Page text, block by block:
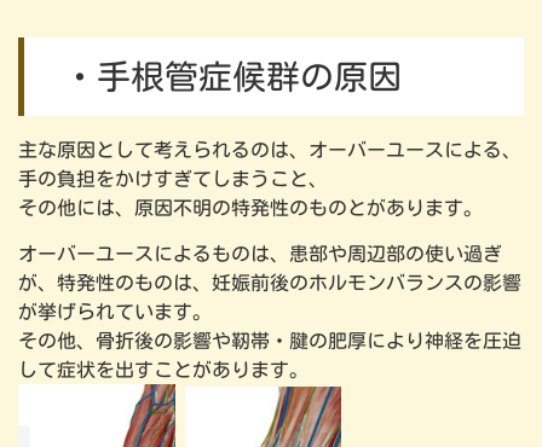
・手根管症候群の原因
主な原因として考えられるのは、オーバーユースによる、
手の負担をかけすぎてしまうこと、
その他には、原因不明の特発性のものとがあります。
オーバーユースによるものは、患部や周辺部の使い過ぎ
が、特発性のものは、妊娠前後のホルモンバランスの影響
が挙げられています。
その他、骨折後の影響や靭帯・腱の肥厚により神経を圧迫
して症状を出すことがあります。